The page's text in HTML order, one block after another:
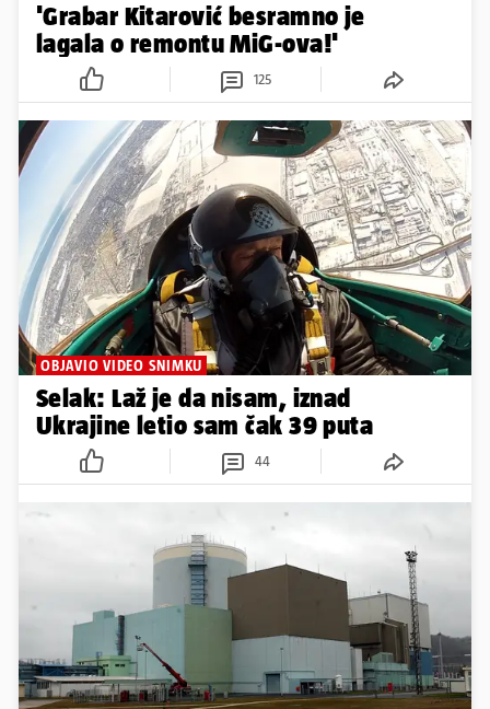
'Grabar Kitarović besramno je
lagala o remontu MiG-ova!'
125
OBJAVIO VIDEO SNIMKU
Selak: Laž je da nisam, iznad
Ukrajine letio sam čak 39 puta
44